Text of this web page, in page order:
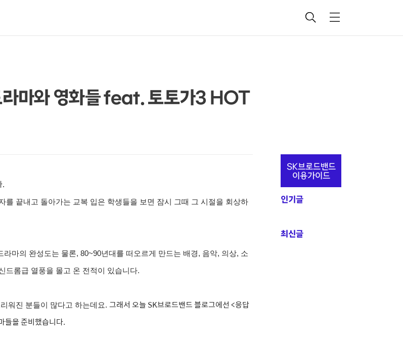
검
메
마와 영화들 feat. 토토가3 HOT
.
끝내고 돌아가는 교복 입은 학생들을 보면 잠시 그때 그 시절을 회상하
마의 완성도는 물론, 80~90년대를 떠오르게 만드는 배경, 음악, 의상, 소
드롬급 열풍을 몰고 온 전적이 있습니다.
워진 분들이 많다고 하는데요. 그래서 오늘 SK브로드밴드블로그에선 <응답
들을 준비했습니다.
추
정
보
SK브로드밴드
이용가이드
인기글
최신글